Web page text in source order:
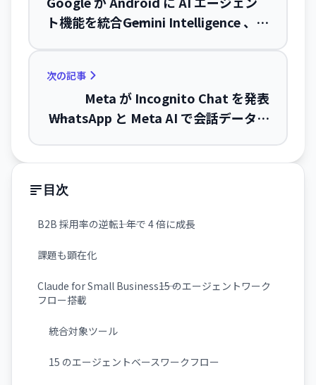
ト機能を統合――Gemini Intelligence 、
次の記事
Meta が Incognito Chat を発表
――WhatsApp と Meta AI で会話データを
目次
B2B 採用率の逆転――1 年で 4 倍に成長
課題も顕在化
Claude for Small Business――15 のエージェントワーク
フロー搭載
統合対象ツール
15 のエージェントベースワークフロー